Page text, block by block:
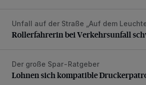
Rollerfahrerin bei Verkehrsunfall
Unfall auf der Straße „Auf dem
Rollerfahrerin bei Verkehrsunfall
Lohnen sich kompatible
Der große Spar-Ratgeber
Lohnen sich kompatible